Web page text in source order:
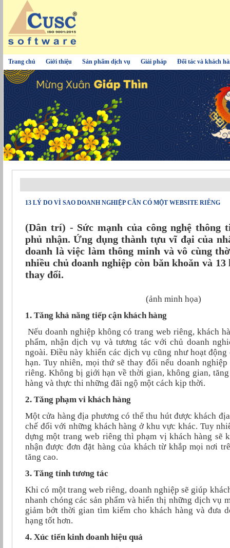
Trang chủ Giới thiệu Sản phẩm dịch vụ Giải pháp Đối tác và khách
13 LÝ DO VÌ SAO DOANH NGHIỆP CẦN CÓ MỘT WEBSITE RIÊNG
(Dân trí) - Sức mạnh của công nghệ thông
phủ nhận. Ứng dụng thành tựu vĩ đại của
doanh là việc làm thông minh và vô cùng
nhiều chủ doanh nghiệp còn băn khoăn và 13
thay đổi.
(ảnh minh họa)
1. Tăng khả năng tiếp cận khách hàng
Nếu doanh nghiệp không có trang web riêng, khách
phẩm, nhận dịch vụ và tương tác với chủ doanh
ngoài. Điều này khiến các dịch vụ cũng như hoạt
hạn. Tuy nhiên, mọi thứ sẽ thay đổi nếu doanh
riêng. Không bị giới hạn về thời gian, không gian,
hàng và thực thi những đãi ngộ một cách kịp thời.
2. Tăng phạm vi khách hàng
Một cửa hàng địa phương có thể thu hút được khách
chế đối với những khách hàng ở khu vực khác. Tuy
dựng một trang web riêng thì phạm vị khách hàng sẽ
nhận được đơn đặt hàng của khách từ khắp mọi nơi
tăng cao.
3. Tăng tính tương tác
Khi có một trang web riêng, doanh nghiệp sẽ giúp
nhanh chóng các sản phẩm và hiển thị những dịch vụ
giảm bớt thời gian tìm kiếm cho khách hàng và đưa
hạng tốt hơn.
4. Xúc tiến kinh doanh hiệu quả